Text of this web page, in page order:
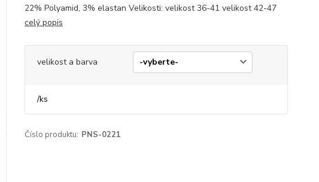
22% Polyamid, 3% elastan Velikosti: velikost 36-41 velikost 42-47
celý popis
velikost a barva
/ks
Číslo produktu: PNS-0221